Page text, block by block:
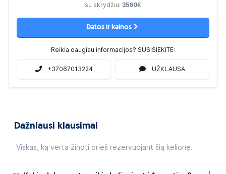
su skrydžiu: 3560€
Datos ir kainos
Reikia daugiau informacijos? SUSISIEKITE:
+37067013224 UŽKLAUSA
Dažniausi klausimai
Viskas, ką verta žinoti prieš rezervuojant šią kelionę.